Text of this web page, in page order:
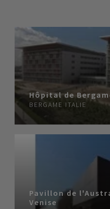
Hôpital de
BERGAME ITALIE
Pavillon de
Venise